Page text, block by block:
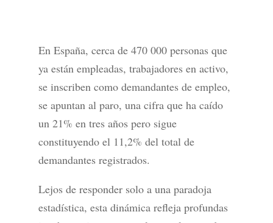
En España, cerca de 470 000 personas que
ya están empleadas, trabajadores en activo,
se inscriben como demandantes de empleo,
se apuntan al paro, una cifra que ha caído
un 21% en tres años pero sigue
constituyendo el 11,2% del total de
demandantes registrados.
Lejos de responder solo a una paradoja
estadística, esta dinámica refleja profundas